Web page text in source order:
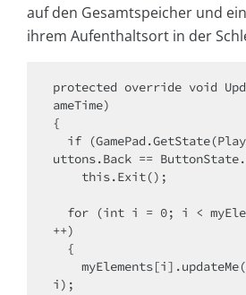
auf den Gesamtspeicher und
ihrem Aufenthaltsort in der
protected override void
ameTime)
{
uttons.Back ==
++)
i);